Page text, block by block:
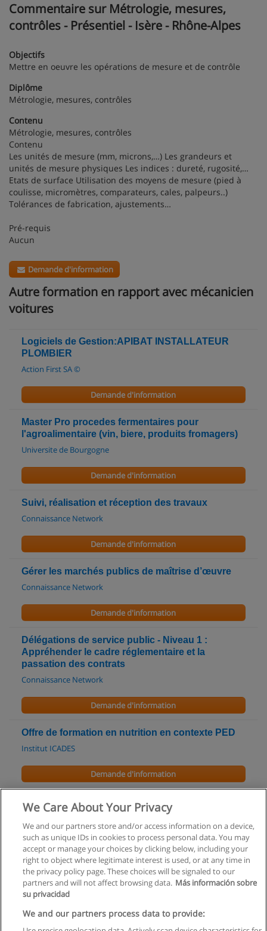
Commentaire sur Métrologie, mesures,
contrôles - Présentiel - Isère - Rhône-Alpes
Objectifs
Mettre en oeuvre les opérations de mesure et de contrôle
Diplôme
Métrologie, mesures, contrôles
Contenu
Métrologie, mesures, contrôles
Contenu
Les unités de mesure (mm, microns,…) Les grandeurs et
unités de mesure physiques Les indices : dureté, rugosité,…
Etats de surface Utilisation des moyens de mesure (pied à
coulisse, micromètres, comparateurs, cales, palpeurs..)
Tolérances de fabrication, ajustements…
Pré-requis
Aucun
Demande d'information
Autre formation en rapport avec mécanicien
voitures
Logiciels de Gestion:APIBAT INSTALLATEUR
PLOMBIER
Action First SA ©
Demande d'information
Master Pro procedes fermentaires pour
l'agroalimentaire (vin, biere, produits fromagers)
Universite de Bourgogne
Demande d'information
Suivi, réalisation et réception des travaux
Connaissance Network
Demande d'information
Gérer les marchés publics de maîtrise d’œuvre
Connaissance Network
Demande d'information
Délégations de service public - Niveau 1 :
Appréhender le cadre réglementaire et la
passation des contrats
Connaissance Network
Demande d'information
Offre de formation en nutrition en contexte PED
Institut ICADES
Demande d'information
Cours des fonctions du bâtiment
CNAM - Conservatoire National des Arts et Métiers
Demande d'information
Règles d'utilisation
We Care About Your Privacy
We and our partners store and/or access information on a device,
such as unique IDs in cookies to process personal data. You may
accept or manage your choices by clicking below, including your
right to object where legitimate interest is used, or at any time in
the privacy policy page. These choices will be signaled to our
partners and will not affect browsing data. Más información sobre
su privacidad
We and our partners process data to provide: